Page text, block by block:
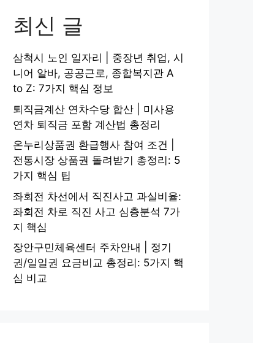
최신 글
삼척시 노인 일자리 | 중장년 취업, 시
니어 알바, 공공근로, 종합복지관 A
to Z: 7가지 핵심 정보
퇴직금계산 연차수당 합산 | 미사용
연차 퇴직금 포함 계산법 총정리
온누리상품권 환급행사 참여 조건 |
전통시장 상품권 돌려받기 총정리: 5
가지 핵심 팁
좌회전 차선에서 직진사고 과실비율:
좌회전 차로 직진 사고 심층분석 7가
지 핵심
장안구민체육센터 주차안내 | 정기
권/일일권 요금비교 총정리: 5가지 핵
심 비교